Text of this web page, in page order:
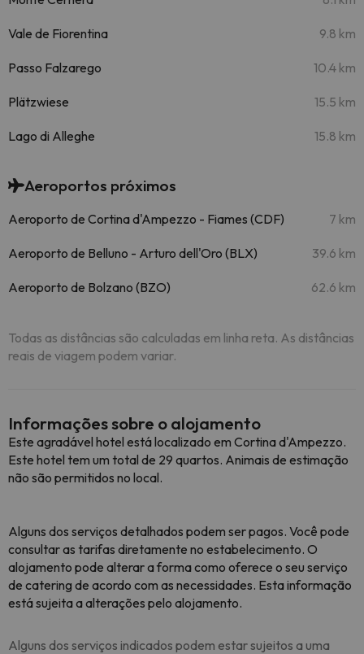
Vale de Fiorentina 9.8 km
Passo Falzarego 10.4 km
Plätzwiese 15.5 km
Lago di Alleghe 15.8 km
Aeroportos próximos
Aeroporto de Cortina d'Ampezzo - Fiames (CDF) 7 km
Aeroporto de Belluno - Arturo dell'Oro (BLX) 39.6 km
Aeroporto de Bolzano (BZO) 62.6 km
Todas as distâncias são calculadas em linha reta. As distâncias
reais de viagem podem variar.
Informações sobre o alojamento
Este agradável hotel está localizado em Cortina d'Ampezzo.
Este hotel tem um total de 29 quartos. Animais de estimação
não são permitidos no local.
Alguns dos serviços detalhados podem ser pagos. Você pode
consultar as tarifas diretamente no estabelecimento. O
alojamento pode alterar a forma como oferece o seu serviço
de catering de acordo com as necessidades. Esta informação
está sujeita a alterações pelo alojamento.
Alguns dos serviços indicados podem estar sujeitos a uma